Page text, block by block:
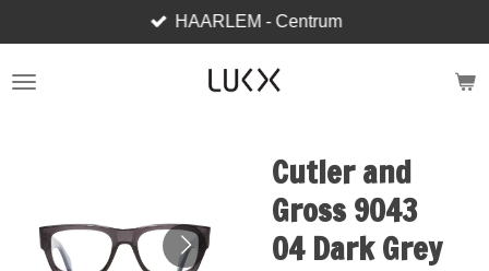
to
main
HAARLEM - Centrum
Cutler and
Gross 9043
04 Dark Grey